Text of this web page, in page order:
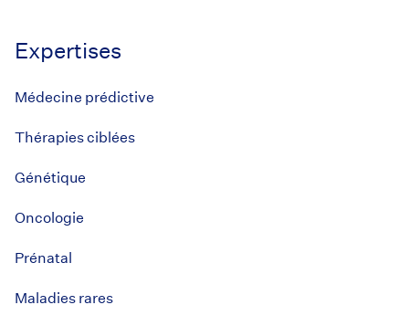
Expertises
Médecine prédictive
Thérapies ciblées
Génétique
Oncologie
Prénatal
Maladies rares